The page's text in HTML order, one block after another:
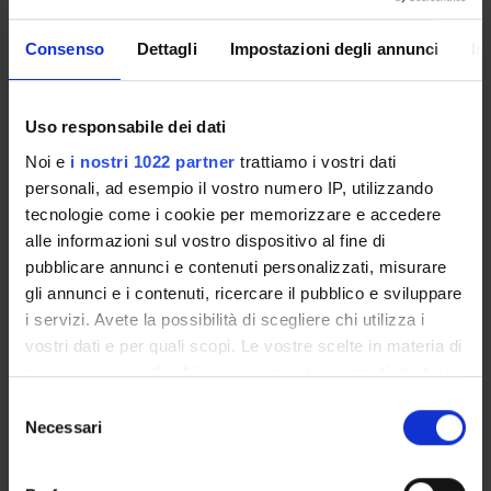
Consenso Dettagli Impostazioni degli annunci
Uso responsabile dei dati
Noi e i nostri 1022 partner trattiamo i vostri dati
personali, ad esempio il vostro numero IP, utilizzando
tecnologie come i cookie per memorizzare e accedere
alle informazioni sul vostro dispositivo al fine di
pubblicare annunci e contenuti personalizzati, misurare
gli annunci e i contenuti, ricercare il pubblico e sviluppare
i servizi. Avete la possibilità di scegliere chi utilizza i
vostri dati e per quali scopi. Le vostre scelte in materia di
privacy sono applicabili solo su questa proprietà digitale
modificare o revocare il proprio consenso in qualsiasi
momento dalla Dichiarazione sui cookie o facendo clic
delNecessari
promuovendo soprattutto laricerca di base, che
costituisce una risorsa importante sia per il continuo
territorio, veronese e non.
IL DIPARTIMENTO IN BREVE
Sede
Viale dell'Università 4 - 37129 Verona
Direttore
Prof. Emanuela Gamberoni